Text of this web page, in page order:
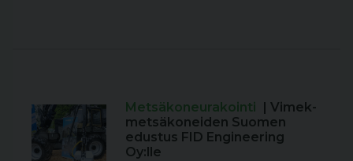
Metsäkoneurakointi
| Vimek-
metsäkoneiden Suomen
edustus FID Engineering
Oy:lle